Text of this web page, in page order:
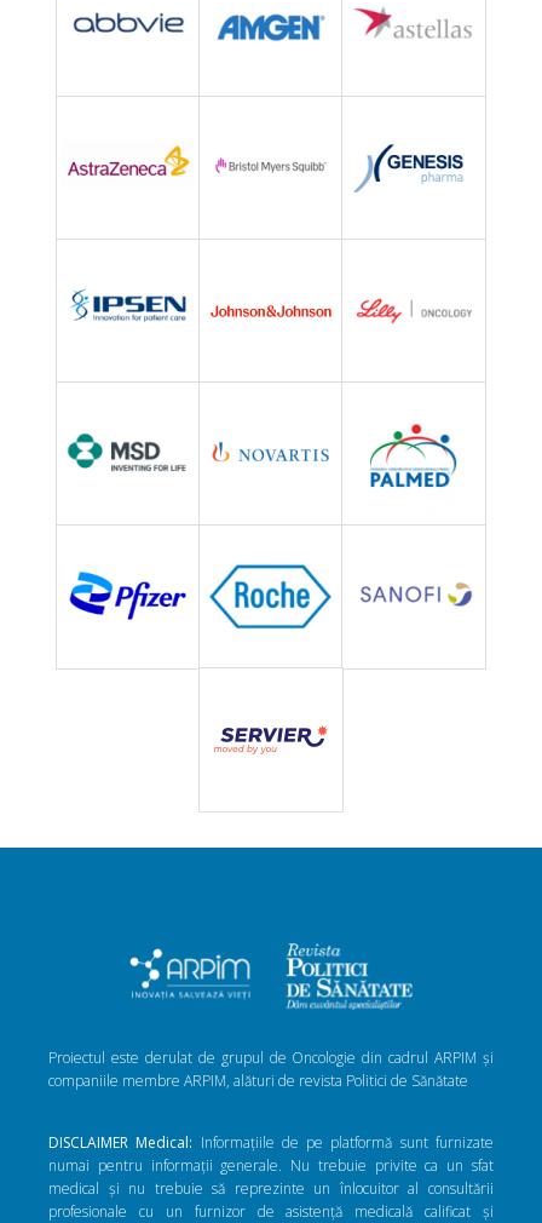
Proiectul este derulat de grupul de Oncologie din cadrul ARPIM și
companiile membre ARPIM, alături de revista Politici de Sănătate
DISCLAIMER Medical: Informațiile de pe platformă sunt furnizate
numai pentru informații generale. Nu trebuie privite ca un sfat
medical și nu trebuie să reprezinte un înlocuitor al consultării
profesionale cu un furnizor de asistență medicală calificat și